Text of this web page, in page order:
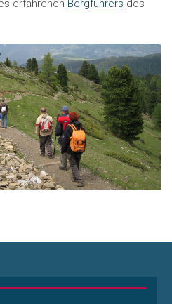
erfahrenen Bergführers des